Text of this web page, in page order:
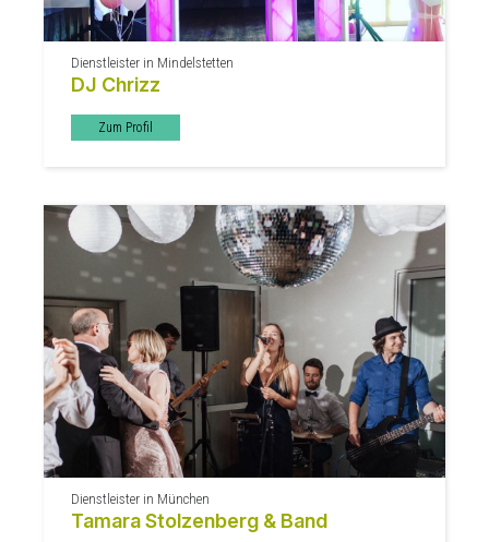
Dienstleister in Mindelstetten
DJ Chrizz
Zum Profil
Dienstleister in München
Tamara Stolzenberg & Band